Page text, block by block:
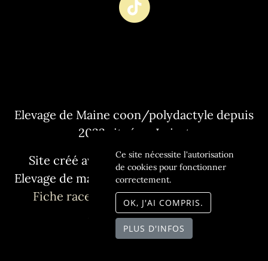
Elevage de Maine coon/polydactyle depuis
2022 situé en Loiret
Site créé avec
WeBreed- Copyright©
Elevage de maine coon L'Or sauvage 2026 -
Fiche race Maine coon polydactyle
Mentions légales
Ce site nécessite l'autorisation
de cookies pour fonctionner
correctement.
OK, J'AI COMPRIS.
PLUS D'INFOS